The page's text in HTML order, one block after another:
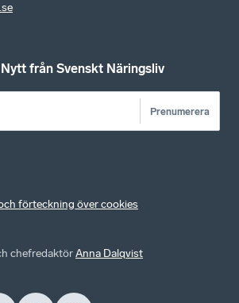
från Svenskt Näringsliv
Prenumerera
förteckning över cookies
chefredaktörAnna Dalqvist